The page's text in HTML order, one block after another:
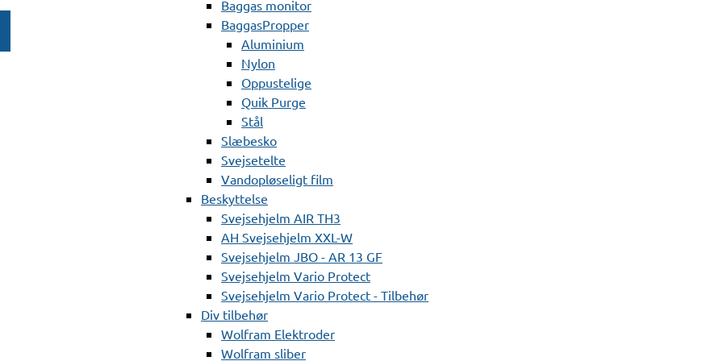
Baggas monitor
BaggasPropper
Aluminium
Nylon
Oppustelige
Quik Purge
Stål
Slæbesko
Svejsetelte
Vandopløseligt film
Beskyttelse
Svejsehjelm AIR TH3
AH Svejsehjelm XXL-W
Svejsehjelm JBO - AR 13 GF
Svejsehjelm Vario Protect
Svejsehjelm Vario Protect - Tilbehør
Div tilbehør
Wolfram Elektroder
Wolfram sliber